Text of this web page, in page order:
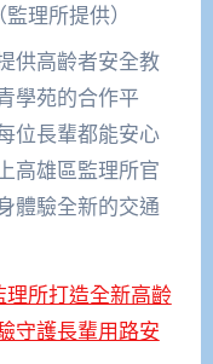
理所提供）
供高齡者安全教
學苑的合作平
位長輩都能安心
高雄區監理所官
體驗全新的交通
理所打造全新高齡
守護長輩用路安